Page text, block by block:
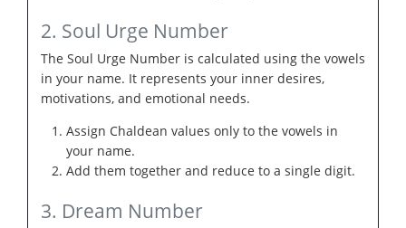
2. Soul Urge Number
The Soul Urge Number is calculated using the vowels
in your name. It represents your inner desires,
motivations, and emotional needs.
Assign Chaldean values only to the vowels in
your name.
Add them together and reduce to a single digit.
3. Dream Number